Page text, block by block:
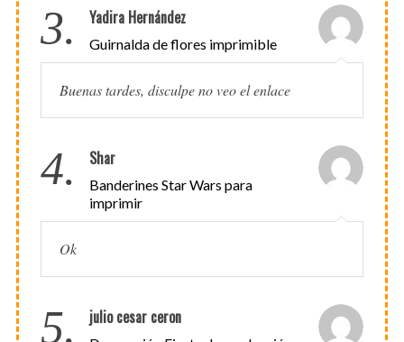
3. Yadira Hernández
Guirnalda de flores imprimible
Buenas tardes, disculpe no veo el enlace
4. Shar
Banderines Star Wars para
imprimir
Ok
5. julio cesar ceron